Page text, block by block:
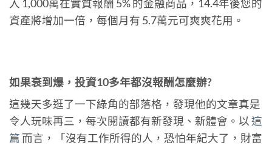
入 1,000萬在實質報酬 5% 的金融商品，14.4年後您的
資產將增加一倍，每個月有 5.7萬元可爽爽花用。
如果衰到爆，投資10多年都沒報酬怎麼辦?
這幾天多逛了一下綠角的部落格，發現他的文章真是
令人玩味再三，每次閱讀都有新發現、新體會。以這
篇 而言，「沒有工作所得的人，恐怕年紀大了，財富